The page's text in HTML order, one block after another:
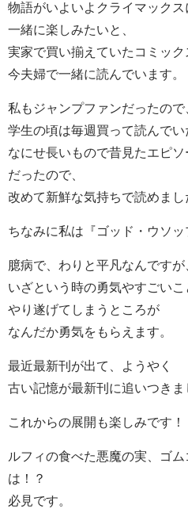
物語がいよいよクライマック
一緒に楽しみたいと、
実家で買い揃えていたコミッ
今夫婦で一緒に読んでいます。
私もジャンプファンだったので
学生の頃は毎週買って読んでい
なにせ長いもので昔見たエピソ
だったので、
改めて新鮮な気持ちで読めまし
ちなみに私は『ゴッド・ウソッ
臆病で、わりと平凡なんですが
いざという時の勇気やすごいこ
やり遂げてしまうところが
なんだか勇気をもらえます。
最近最新刊が出て、ようやく
古い記憶が最新刊に追いつきま
これからの展開も楽しみです！
ルフィの食べた悪魔の実、ゴ
は！？
必見です。